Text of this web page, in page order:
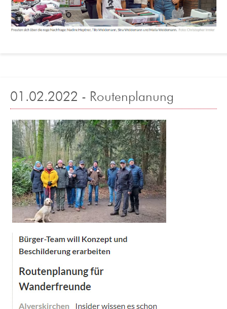
01.02.2022 - Routenplanung